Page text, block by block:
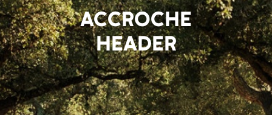
ACCROCHE
HEADER